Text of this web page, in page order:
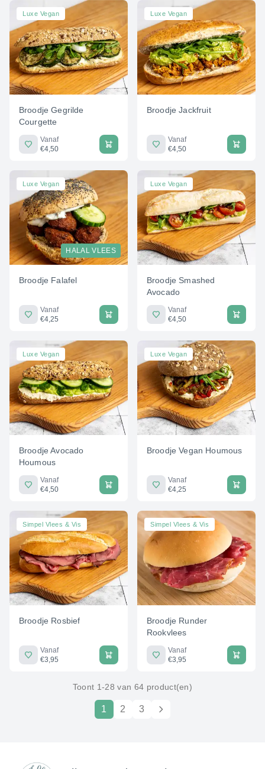
Luxe Vegan
Broodje Gegrilde
Courgette
Vanaf
€4,50
Luxe Vegan
Broodje Jackfruit
Vanaf
€4,50
Luxe Vegan
HALAL VLEES
Broodje Falafel
Vanaf
€4,25
Luxe Vegan
Broodje Smashed
Avocado
Vanaf
€4,50
Luxe Vegan
Broodje Avocado
Houmous
Vanaf
€4,50
Luxe Vegan
Broodje Vegan Houmous
Vanaf
€4,25
Simpel Vlees & Vis
Broodje Rosbief
Vanaf
€3,95
Simpel Vlees & Vis
Broodje Runder
Rookvlees
Vanaf
€3,95
Toont 1-28 van 64 product(en)
1 2 3